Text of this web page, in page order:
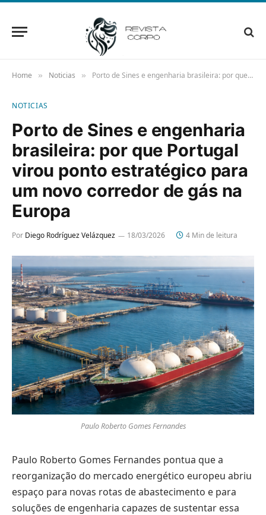
Home » Noticias » Porto de Sines e engenharia brasileira: por que Portugal virou ponto estratégico para um novo corredor de gás na Europa
NOTICIAS
Porto de Sines e engenharia
brasileira: por que Portugal
virou ponto estratégico para
um novo corredor de gás na
Europa
Por Diego Rodríguez Velázquez 18/03/2026 4 Min de leitura
Paulo Roberto Gomes Fernandes
Paulo Roberto Gomes Fernandes pontua que a
reorganização do mercado energético europeu abriu
espaço para novas rotas de abastecimento e para
soluções de engenharia capazes de sustentar essa